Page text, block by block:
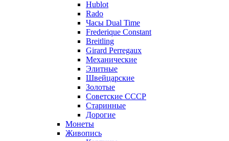
Hublot
Rado
Часы Dual Time
Frederique Constant
Breitling
Girard Perregaux
Механические
Элитные
Швейцарские
Золотые
Советские СССР
Старинные
Дорогие
Монеты
Живопись